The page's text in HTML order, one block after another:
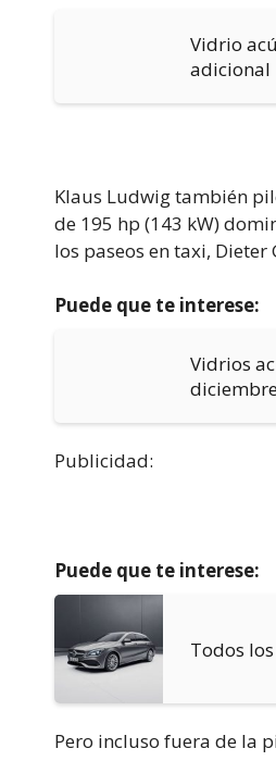
Vidrio
adicional
Klaus Ludwig también
de 195 hp (143 kW)
los paseos en taxi,
Puede que te interese:
Vidrios
Publicidad:
Puede que te interese:
Todos
Pero incluso fuera de la